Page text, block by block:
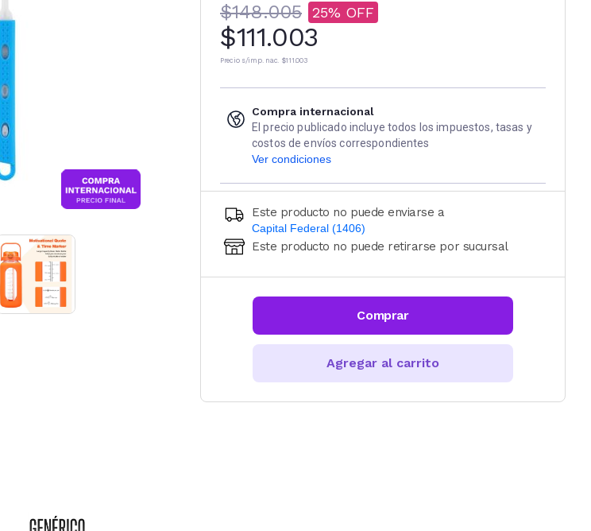
$148.005 25
$111.003
Precio s/imp. nac. $111.003
Compra internacional
El precio publicado incluye todos los impuestos, tasas y
costos de envíos correspondientes
Ver condiciones
Este producto no puede enviarse a
Capital Federal (1406)
Ingresá código postal (sólo números)
CALCULAR
Este producto no puede retirarse por sucursal
Comprar
Agregar al carrito